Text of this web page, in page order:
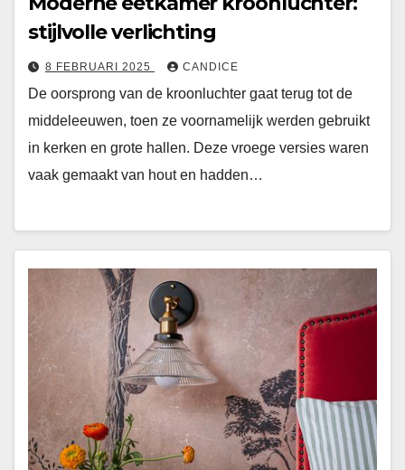
stijlvolle verlichting
8 FEBRUARI 2025 CANDICE
De oorsprong van de kroonluchter gaat terug tot de
middeleeuwen, toen ze voornamelijk werden gebruikt
in kerken en grote hallen. Deze vroege versies waren
vaak gemaakt van hout en hadden…